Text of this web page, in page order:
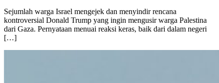
Sejumlah warga Israel mengejek dan menyindir rencana
kontroversial Donald Trump yang ingin mengusir warga Palestina
dari Gaza. Pernyataan menuai reaksi keras, baik dari dalam negeri
[…]